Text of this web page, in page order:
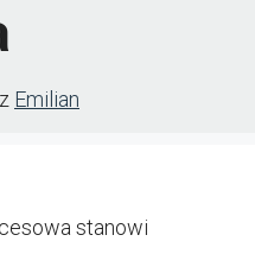
Emilian
stanowi